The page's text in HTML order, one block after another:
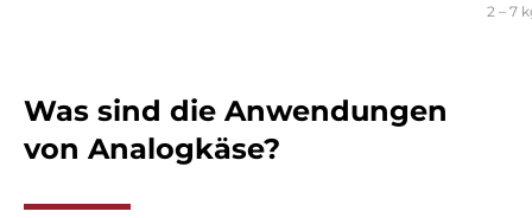
2 – 7
Was sind die Anwendungen
von Analogkäse?